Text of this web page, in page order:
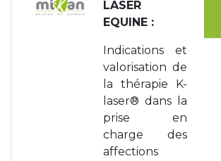
LASER
EQUINE :
Indications et
valorisation de
la thérapie K-
laser® dans la
prise en
charge des
affections